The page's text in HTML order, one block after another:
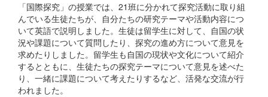
「国際探究」の授業では、21班に分かれて探究活動に取り組
んでいる生徒たちが、自分たちの研究テーマや活動内容につ
いて英語で説明しました。生徒は留学生に対して、自国の状
況や課題について質問したり、探究の進め方について意見を
求めたりしました。留学生も自国の現状や文化について紹介
するとともに、生徒たちの探究テーマについて意見を述べた
り、一緒に課題について考えたりするなど、活発な交流が行
われました。